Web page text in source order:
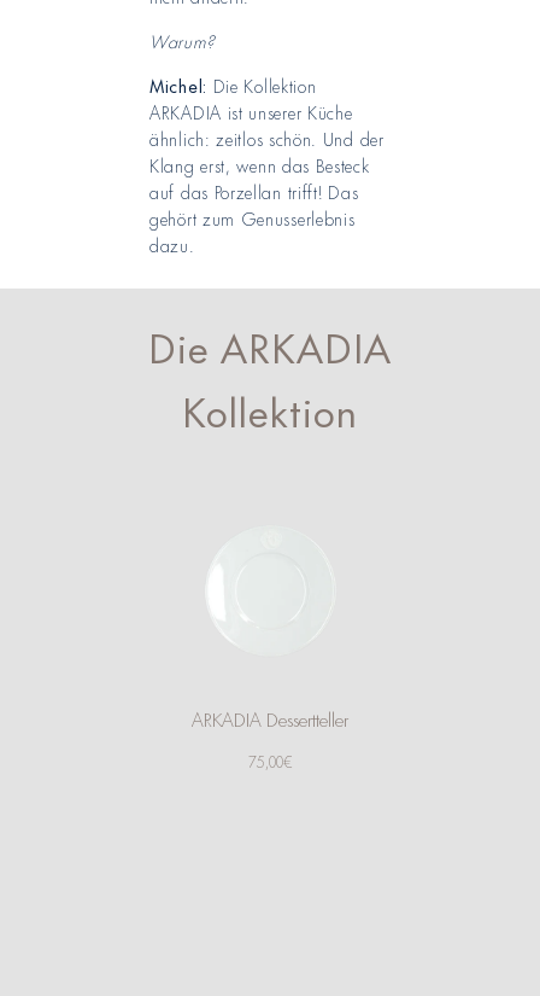
Warum?
Michel: Die Kollektion
ARKADIA ist unserer Küche
ähnlich: zeitlos schön. Und der
Klang erst, wenn das Besteck
auf das Porzellan trifft! Das
gehört zum Genusserlebnis
dazu.
Die ARKADIA
Kollektion
ARKADIA Dessertteller
75,00€